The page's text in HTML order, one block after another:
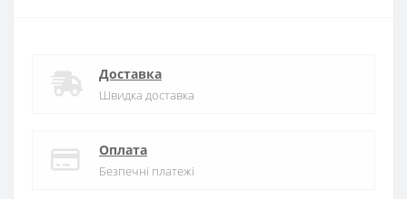
Доставка
Швидка доставка
Оплата
Безпечні платежі